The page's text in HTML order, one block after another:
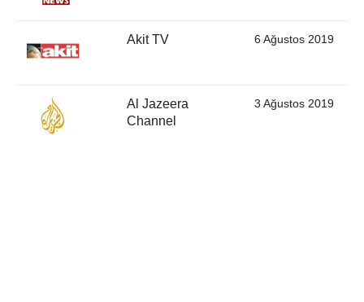
Akit TV 6 Ağustos 2019
Al Jazeera
Channel
3 Ağustos 2019